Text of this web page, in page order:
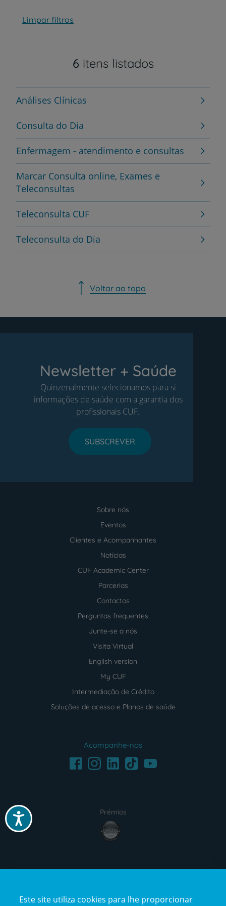
Acessibilidade
Limpar filtros
6 itens listados
Análises Clínicas
Consulta do Dia
Enfermagem - atendimento e consultas
Marcar Consulta online, Exames e
Teleconsultas
Teleconsulta CUF
Teleconsulta do Dia
Voltar ao topo
Newsletter + Saúde
Quinzenalmente selecionamos para si
informações de saúde com a garantia dos
profissionais CUF.
SUBSCREVER
Sobre nós
Eventos
Clientes e Acompanhantes
Notícias
CUF Academic Center
Parcerias
Contactos
Perguntas frequentes
Junte-se a nós
Visita Virtual
English version
My CUF
Intermediação de Crédito
Soluções de acesso e Planos de saúde
Acompanhe-nos
FacebookInstagramLinkedInTikTokYoutube
Prémios
award4
certification2certification3
Este site utiliza cookies para lhe proporcionar